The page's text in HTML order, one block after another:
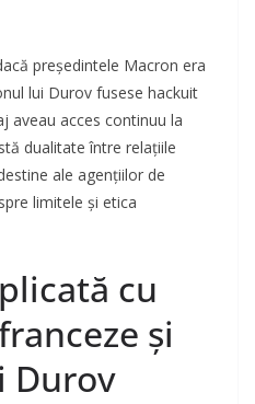
președintele Macron era
lui Durov fusese hackuit
aveau acces continuu la
dualitate între relațiile
ale agențiilor de
limitele și etica
cu
și
Durov